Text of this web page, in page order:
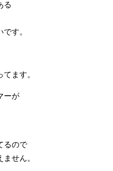
る
す。
ます。
ーが
るので
せん。